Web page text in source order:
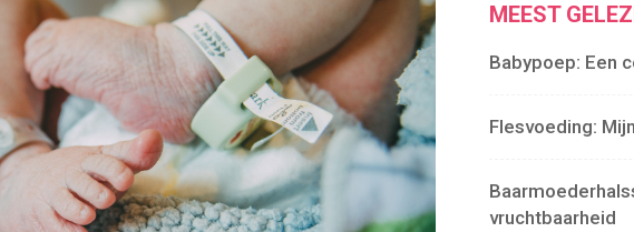
MEEST
Babypoep: Een
Flesvoeding:
vruchtbaarheid